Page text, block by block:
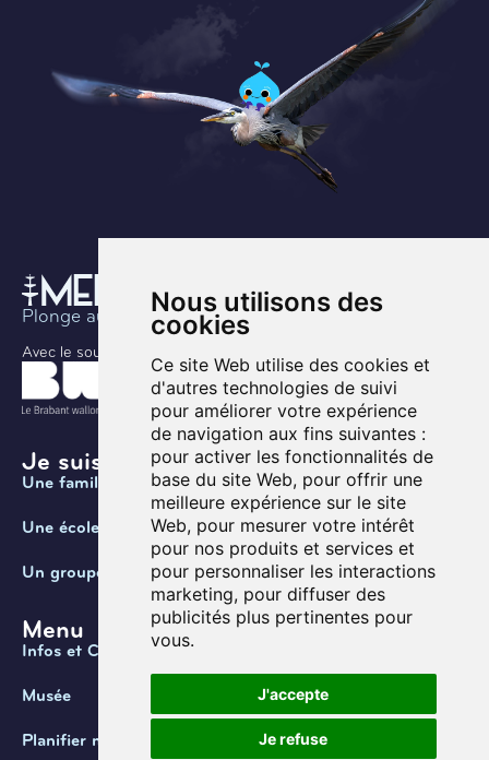
Nous utilisons des
cookies
Ce site Web utilise des cookies et
d'autres technologies de suivi
pour améliorer votre expérience
de navigation aux fins suivantes :
pour activer les fonctionnalités de
base du site Web, pour offrir une
meilleure expérience sur le site
Web, pour mesurer votre intérêt
pour nos produits et services et
pour personnaliser les interactions
marketing, pour diffuser des
publicités plus pertinentes pour
vous.
J'accepte
Je refuse
Plonge au coeur de l’histoire
Avec le soutien de
Je suis ...
Une famille
Une école
Un groupe
Menu
Infos et Contact
Musée
Planifier ma visite